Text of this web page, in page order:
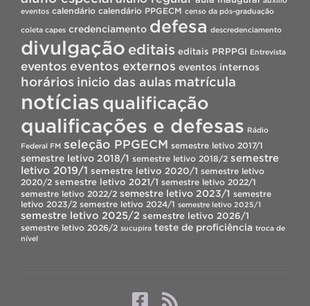
eventos calendário calendário PPGECM censo da pós-graduação
coleta capes credenciamento defesa descredenciamento
divulgação editais editais PRPPGI Entrevista
eventos eventos externos eventos internos
horários inicio das aulas matrícula
notícias qualificação
qualificações e defesas Rádio
Federal FM seleção PPGECM semestre letivo 2017/1
semestre letivo 2018/1 semestre letivo 2018/2 semestre
letivo 2019/1 semestre letivo 2020/1 semestre letivo
2020/2 semestre letivo 2021/1 semestre letivo 2022/1
semestre letivo 2022/2 semestre letivo 2023/1 semestre
letivo 2023/2 semestre letivo 2024/1 semestre letivo 2025/1
semestre letivo 2025/2 semestre letivo 2026/1
semestre letivo 2026/2 sucupira teste de proficiência troca de
nível